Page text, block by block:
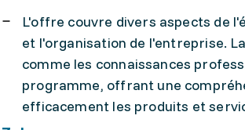
L'offre couvre divers aspects de
et l'organisation de l'entreprise.
comme les connaissances
programme, offrant une
efficacement les produits et